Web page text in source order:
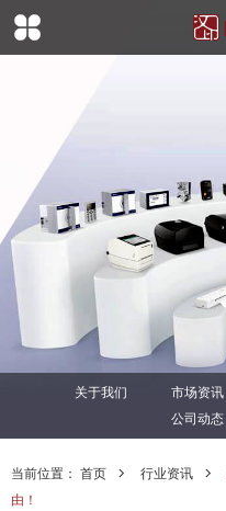
关于我们 市场资讯
公司动态
当前位置： 首页 行业资讯
由！